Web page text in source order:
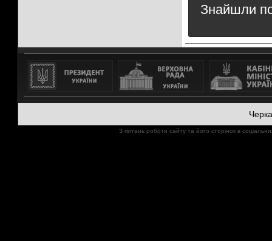
Знайшли
З питань роботи сайту та його сторінок в